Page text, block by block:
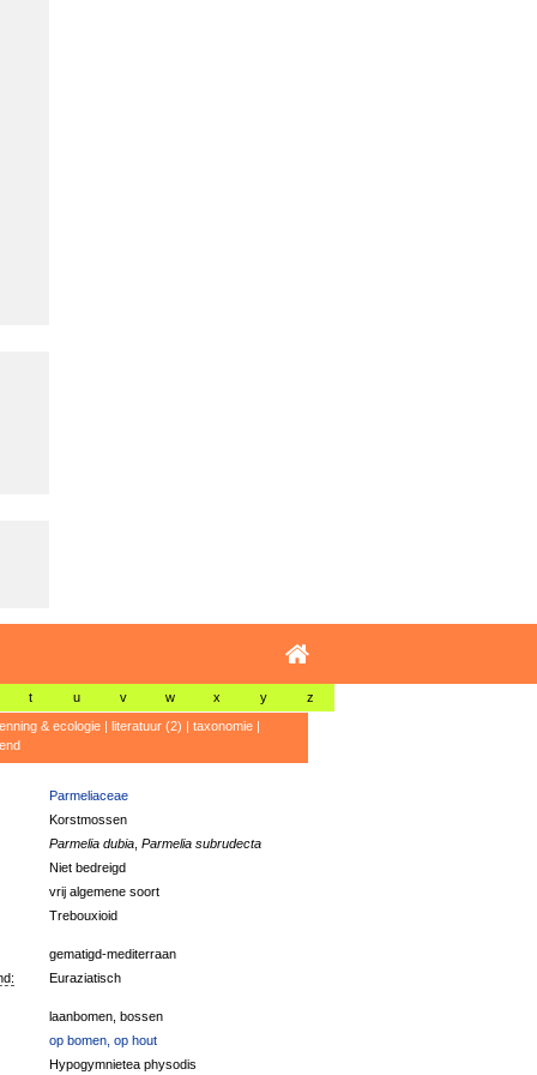
t u v w x y z
& ecologie| literatuur (2) | taxonomie|
Parmeliaceae
Korstmossen
Parmelia dubia, Parmelia subrudecta
Niet bedreigd
vrij algemene soort
Trebouxioid
gematigd-mediterraan
Euraziatisch
laanbomen, bossen
op bomen, op hout
Hypogymnietea physodis